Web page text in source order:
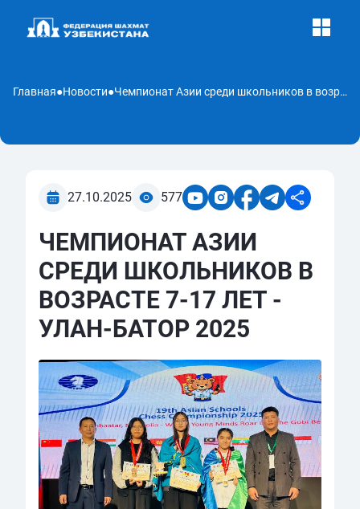
Главная●Новости● Чемпионат Азии среди школьников в возрасте 7-17 лет - Улан-Батор 2025
27.10.2025 577
ЧЕМПИОНАТ АЗИИ
СРЕДИ ШКОЛЬНИКОВ В
ВОЗРАСТЕ 7-17 ЛЕТ -
УЛАН-БАТОР 2025